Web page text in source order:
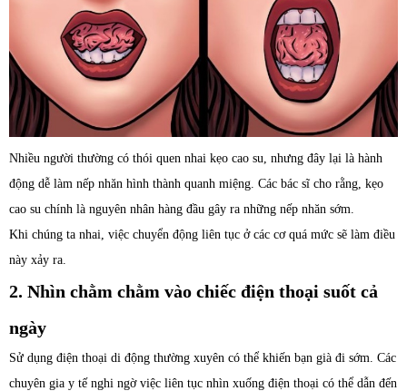
Nhiều người thường có thói quen nhai kẹo cao su, nhưng đây lại là hành
động dễ làm nếp nhăn hình thành quanh miệng. Các bác sĩ cho rằng, kẹo
cao su chính là nguyên nhân hàng đầu gây ra những nếp nhăn sớm.
Khi chúng ta nhai, việc chuyển động liên tục ở các cơ quá mức sẽ làm điều
này xảy ra.
2. Nhìn chằm chằm vào chiếc điện thoại suốt cả
ngày
Sử dụng điện thoại di động thường xuyên có thể khiến bạn già đi sớm. Các
chuyên gia y tế nghi ngờ việc liên tục nhìn xuống điện thoại có thể dẫn đến